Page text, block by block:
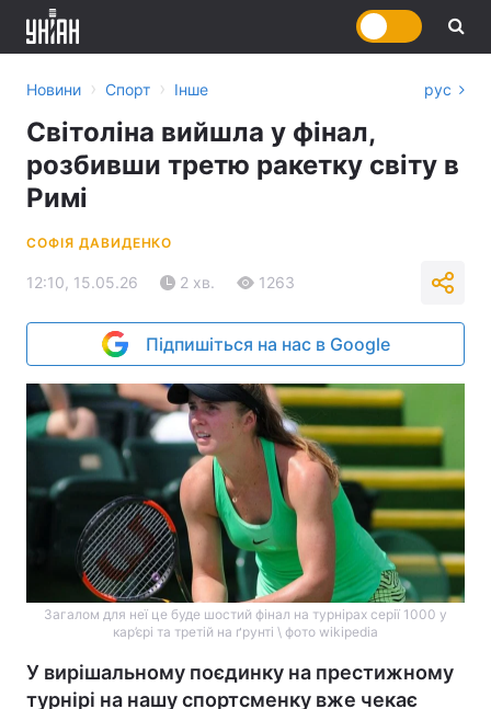
Новини › Спорт › Інше рус
Світоліна вийшла у фінал,
розбивши третю ракетку світу в
Римі
СОФІЯ ДАВИДЕНКО
12:10, 15.05.26 2 хв. 1263
Підпишіться на нас в Google
Загалом для неї це буде шостий фінал на турнірах серії 1000 у
кар’єрі та третій на ґрунті \ фото wikipedia
У вирішальному поєдинку на престижному
турнірі на нашу спортсменку вже чекає